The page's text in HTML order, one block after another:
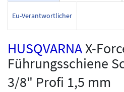
Eu-Verantwortlicher
HUSQVARNAX-
Führungsschiene
3/8" Profi 1,5 mm